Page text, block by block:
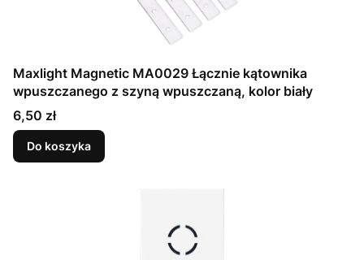
Maxlight Magnetic MA0029 Łącznie kątownika
wpuszczanego z szyną wpuszczaną, kolor biały
Cena
6,50 zł
Do koszyka